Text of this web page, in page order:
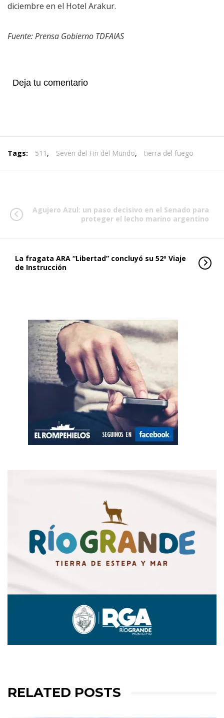
diciembre en el Hotel Arakur.
Fuente: Prensa Gobierno TDFAIAS
Deja tu comentario
Tags: 511 , Seven del Fin del Mundo, tierra del fuego
Agujero Azul: un paso decisivo en el Senado para
proteger el lecho marino argentino
La fragata ARA “Libertad” concluyó su 52º Viaje
de Instrucción
RELATED POSTS